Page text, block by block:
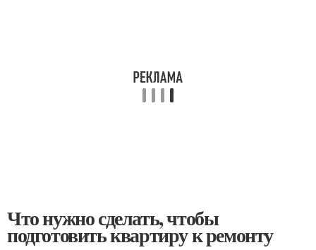
Что нужно сделать, чтобы
подготовить квартиру к ремонту